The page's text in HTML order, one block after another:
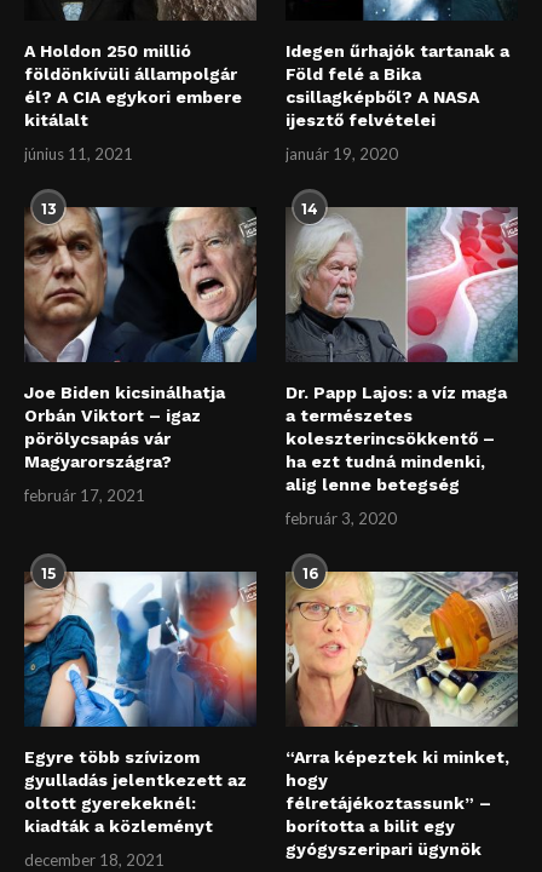
A Holdon 250 millió
földönkívüli állampolgár
él? A CIA egykori embere
kitálalt
június 11, 2021
Idegen űrhajók tartanak a
Föld felé a Bika
csillagképből? A NASA
ijesztő felvételei
január 19, 2020
13
Joe Biden kicsinálhatja
Orbán Viktort – igaz
pörölycsapás vár
Magyarországra?
február 17, 2021
14
Dr. Papp Lajos: a víz maga
a természetes
koleszterincsökkentő –
ha ezt tudná mindenki,
alig lenne betegség
február 3, 2020
15
Egyre több szívizom
gyulladás jelentkezett az
oltott gyerekeknél:
kiadták a közleményt
december 18, 2021
16
“Arra képeztek ki minket,
hogy
félretájékoztassunk” –
borította a bilit egy
gyógyszeripari ügynök